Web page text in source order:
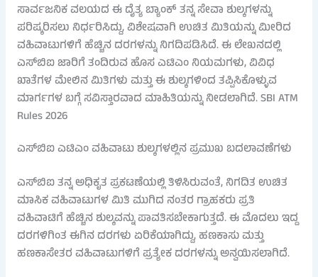
ಸಾರ್ವಜನಿಕ ವಲಯದ ಈ ದೈತ್ಯ ಬ್ಯಾಂಕ್ ತನ್ನ ಸೇವಾ ಶುಲ್ಕಗಳನ್ನು
ಪರಿಷ್ಕರಿಸಲು ನಿರ್ಧರಿಸಿದ್ದು, ವಿಶೇಷವಾಗಿ ಉಚಿತ ಮಿತಿಯನ್ನು ಮೀರಿದ
ವಹಿವಾಟುಗಳಿಗೆ ಹೆಚ್ಚಿನ ದರಗಳನ್ನು ನಿಗದಿಪಡಿಸಿದೆ. ಈ ಲೇಖನದಲ್ಲಿ
ಎಸ್‌ಬಿಐ ಜಾರಿಗೆ ತಂದಿರುವ ಹೊಸ ಎಟಿಎಂ ನಿಯಮಗಳು, ವಿವಿಧ
ಖಾತೆಗಳ ಮೇಲಿನ ಮಿತಿಗಳು ಮತ್ತು ಈ ಶುಲ್ಕಗಳಿಂದ ತಪ್ಪಿಸಿಕೊಳ್ಳುವ
ಮಾರ್ಗಗಳ ಬಗ್ಗೆ ಸವಿಸ್ತಾರವಾದ ಮಾಹಿತಿಯನ್ನು ನೀಡಲಾಗಿದೆ. SBI ATM
Rules 2026
ಎಸ್‌ಬಿಐ ಎಟಿಎಂ ವಹಿವಾಟು ಶುಲ್ಕಗಳಲ್ಲಿನ ಪ್ರಮುಖ ಬದಲಾವಣೆಗಳು
ಎಸ್‌ಬಿಐ ತನ್ನ ಅಧಿಕೃತ ಪ್ರಕಟಣೆಯಲ್ಲಿ ತಿಳಿಸಿರುವಂತೆ, ನಿಗದಿತ ಉಚಿತ
ಮಾಸಿಕ ವಹಿವಾಟುಗಳ ಮಿತಿ ಮುಗಿದ ನಂತರ ಗ್ರಾಹಕರು ಪ್ರತಿ
ವಹಿವಾಟಿಗೆ ಹೆಚ್ಚಿನ ಶುಲ್ಕವನ್ನು ಪಾವತಿಸಬೇಕಾಗುತ್ತದೆ. ಈ ಮೊದಲು ಇದ್ದ
ದರಗಳಿಗಿಂತ ಈಗಿನ ದರಗಳು ಏರಿಕೆಯಾಗಿದ್ದು, ಹಣಕಾಸು ಮತ್ತು
ಹಣಕಾಸೇತರ ವಹಿವಾಟುಗಳಿಗೆ ಪ್ರತ್ಯೇಕ ದರಗಳನ್ನು ಅನ್ವಯಿಸಲಾಗಿದೆ.